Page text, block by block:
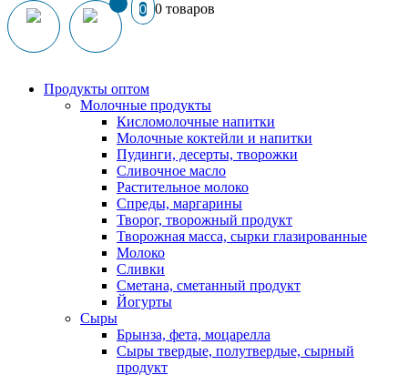
0 0 товаров
Продукты оптом
Молочные продукты
Кисломолочные напитки
Молочные коктейли и напитки
Пудинги, десерты, творожки
Сливочное масло
Растительное молоко
Спреды, маргарины
Творог, творожный продукт
Творожная масса, сырки глазированные
Молоко
Сливки
Сметана, сметанный продукт
Йогурты
Сыры
Брынза, фета, моцарелла
Сыры твердые, полутвердые, сырный
продукт